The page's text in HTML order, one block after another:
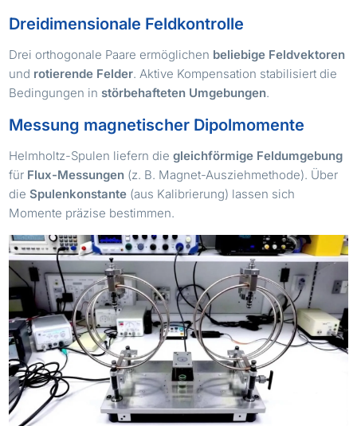
Dreidimensionale Feldkontrolle
Drei orthogonale Paare ermöglichen beliebige Feldvektoren
und rotierende Felder. Aktive Kompensation stabilisiert die
Bedingungen in störbehafteten Umgebungen.
Messung magnetischer Dipolmomente
Helmholtz-Spulen liefern diegleichförmige Feldumgebung
für Flux-Messungen (z. B. Magnet-Ausziehmethode). Über
dieSpulenkonstante (aus Kalibrierung) lassen sich
Momente präzise bestimmen.